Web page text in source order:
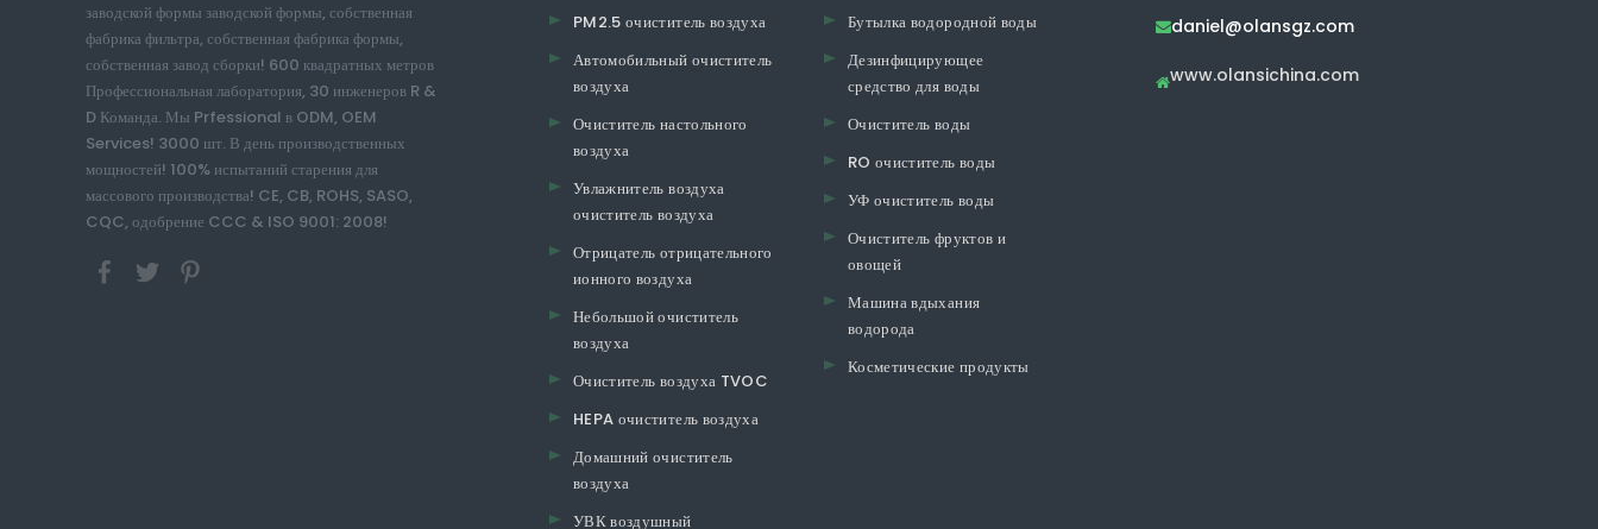
заводской формы заводской формы, собственная
фабрика фильтра, собственная фабрика формы,
собственная завод сборки! 600 квадратных метров
Профессиональная лаборатория, 30 инженеров R &
D Команда. Мы Prfessional в ODM, OEM
Services! 3000 шт. В день производственных
мощностей! 100% испытаний старения для
массового производства! CE, CB, ROHS, SASO,
CQC, одобрение CCC & ISO 9001: 2008!
PM2.5 очиститель воздуха
Автомобильный очиститель
воздуха
Очиститель настольного
воздуха
Увлажнитель воздуха
очиститель воздуха
Отрицатель отрицательного
ионного воздуха
Небольшой очиститель
воздуха
Очиститель воздуха TVOC
HEPA очиститель воздуха
Домашний очиститель
воздуха
УВК воздушный
Бутылка водородной воды
Дезинфицирующее
средство для воды
Очиститель воды
RO очиститель воды
УФ очиститель воды
Очиститель фруктов и
овощей
Машина вдыхания
водорода
Косметические продукты
daniel@olansgz.com
www.olansichina.com